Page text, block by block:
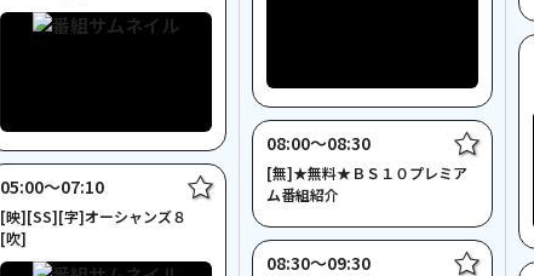
05:00〜07:10
[映][SS][字]オーシャンズ８
[吹]
08:00〜08:30
[無]★無料★ＢＳ１０プレミア
ム番組紹介
08:30〜09:30